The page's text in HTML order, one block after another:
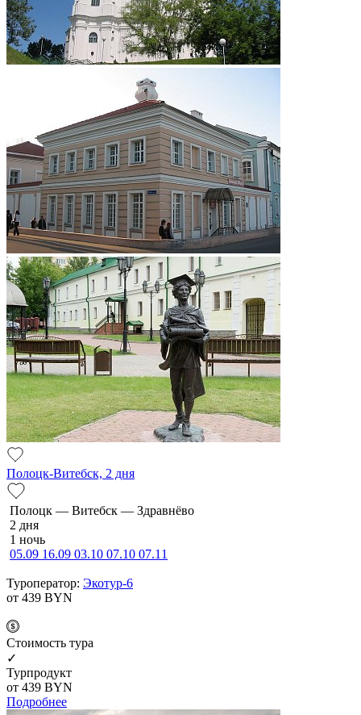
Полоцк-Витебск, 2 дня
По­лоцк — Ви­тебск — Здравнёво
2 дня
1 ночь
05.09 16.09 03.10 07.10 07.11
Туроператор: Экотур-6
от 439 BYN
Cтоимость тура
✓
Турпродукт
от 439 BYN
Подробнее